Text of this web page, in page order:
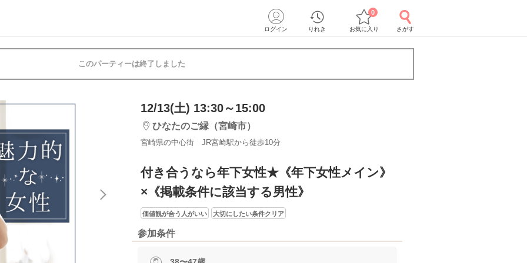
ログイン りれき お気に入り
0
さがす
このパーティーは終了しました
12/13(土) 13:30～15:00
ひなたのご縁（宮崎市）
宮崎県の中心街 JR宮崎駅から徒歩10分
付き合うなら年下女性★《年下女性メイン》
×《掲載条件に該当する男性》
価値観が合う人がいい 大切にしたい条件クリア
参加条件